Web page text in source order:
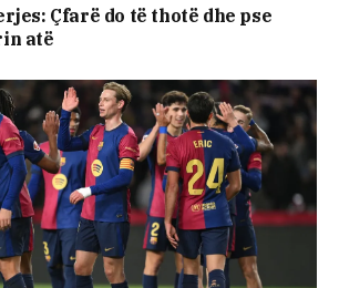
Çfarë do të thotë dhe pse
atë